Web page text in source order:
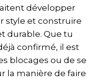
développer
style et construire
durable. Que tu
confirmé, il est
blocages ou de se
la manière de faire